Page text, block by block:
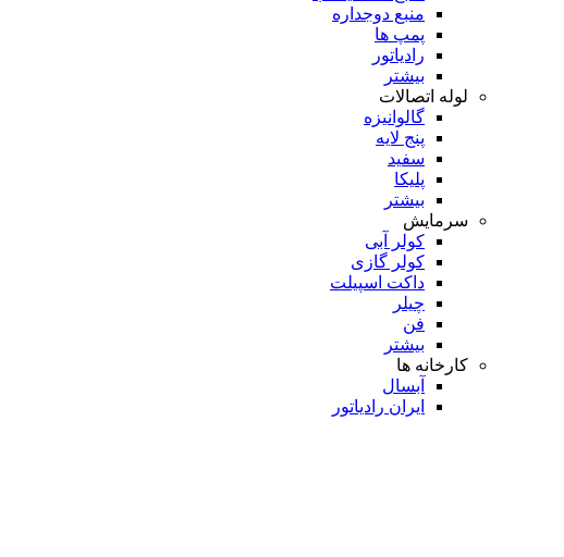
منبع دوجداره
پمپ ها
رادیاتور
بیشتر
لوله اتصالات
گالوانیزه
پنج لایه
سفید
پلیکا
بیشتر
سرمایش
کولر آبی
کولر گازی
داکت اسپیلت
چیلر
فن
بیشتر
کارخانه ها
آبسال
ایران رادیاتور